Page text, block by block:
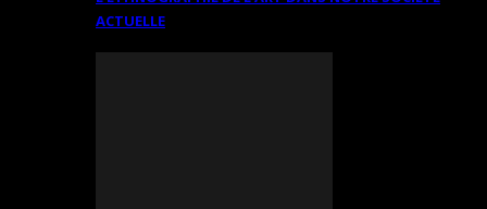
ACTUELLE